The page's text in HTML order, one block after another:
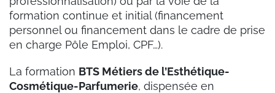
formation continue et initial (financement
personnel ou financement dans le cadre de prise
en charge Pôle Emploi, CPF…).
La formation BTS Métiers de l’Esthétique-
Cosmétique-Parfumerie, dispensée en